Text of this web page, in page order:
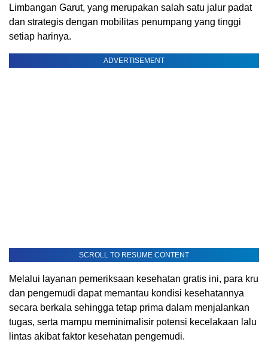
Limbangan Garut, yang merupakan salah satu jalur padat
dan strategis dengan mobilitas penumpang yang tinggi
setiap harinya.
ADVERTISEMENT
SCROLL TO RESUME CONTENT
Melalui layanan pemeriksaan kesehatan gratis ini, para kru
dan pengemudi dapat memantau kondisi kesehatannya
secara berkala sehingga tetap prima dalam menjalankan
tugas, serta mampu meminimalisir potensi kecelakaan lalu
lintas akibat faktor kesehatan pengemudi.